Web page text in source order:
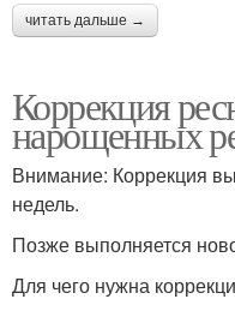
читать дальше →
Коррекция
нарощенных
Внимание: Коррекция
недель.
Позже выполняется
Для чего нужна